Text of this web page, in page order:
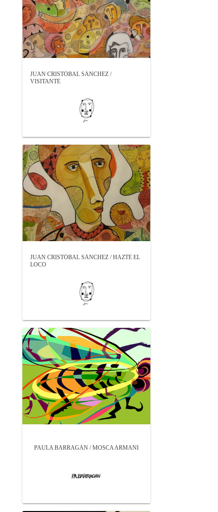
JUAN CRISTÓBAL SÁNCHEZ /
VISITANTE
JUAN CRISTÓBAL SÁNCHEZ / HAZTE EL
LOCO
PAULA BARRAGÁN / MOSCA ARMANI